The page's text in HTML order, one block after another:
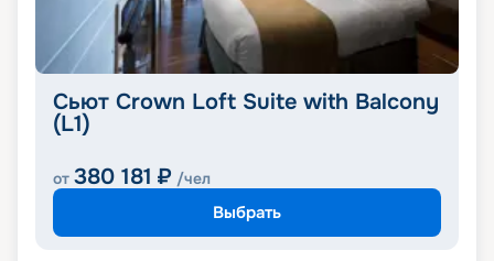
Сьют Crown Loft Suite with Balcony
(L1)
от 380 181 ₽ /чел
Выбрать